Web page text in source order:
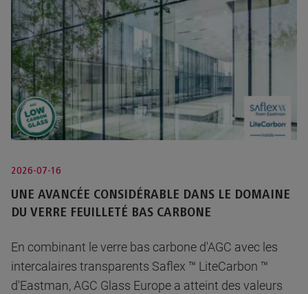
2026-07-16
UNE AVANCÉE CONSIDÉRABLE DANS LE DOMAINE
DU VERRE FEUILLETÉ BAS CARBONE
En combinant le verre bas carbone d'AGC avec les
intercalaires transparents Saflex ™ LiteCarbon ™
d'Eastman, AGC Glass Europe a atteint des valeurs